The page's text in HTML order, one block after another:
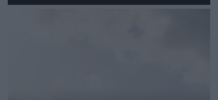
miasta. Prąd, telefon i